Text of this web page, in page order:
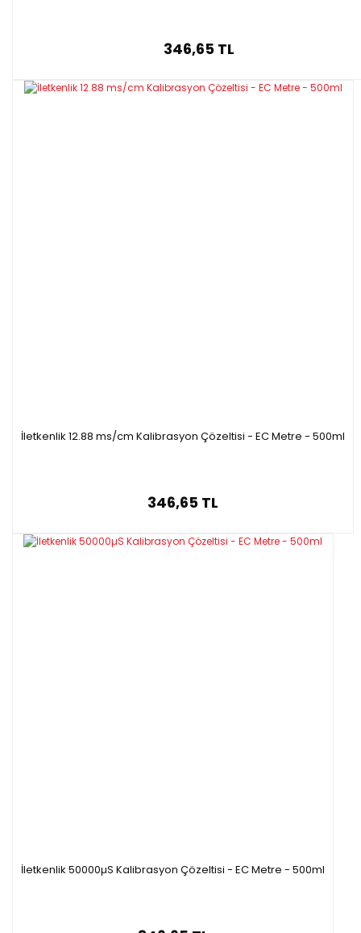
346,65 TL
İletkenlik 12.88 ms/cm Kalibrasyon Çözeltisi - EC Metre - 500ml
346,65 TL
İletkenlik 50000µS Kalibrasyon Çözeltisi - EC Metre - 500ml